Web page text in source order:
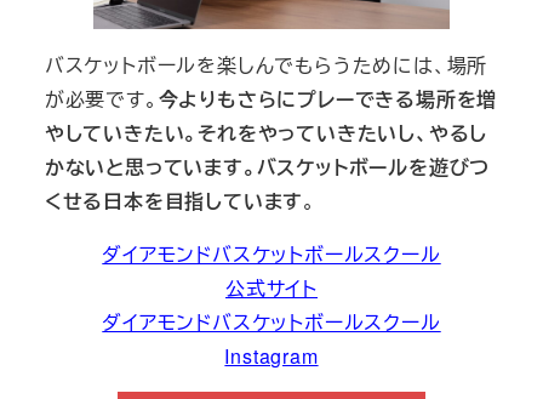
バスケットボールを楽しんでもらうためには、場所
が必要です。 今よりもさらにプレーできる場所を増
やしていきたい。それをやっていきたいし、やるし
かないと思っています。バスケットボールを遊びつ
くせる日本を目指しています。
ダイアモンドバスケットボールスクール
公式サイト
ダイアモンドバスケットボールスクール
Instagram